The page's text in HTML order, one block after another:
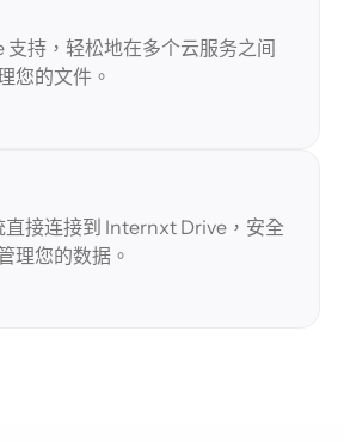
支持，轻松地在多个云服务之间
您的文件。
直接连接到 Internxt Drive，安全
理您的数据。